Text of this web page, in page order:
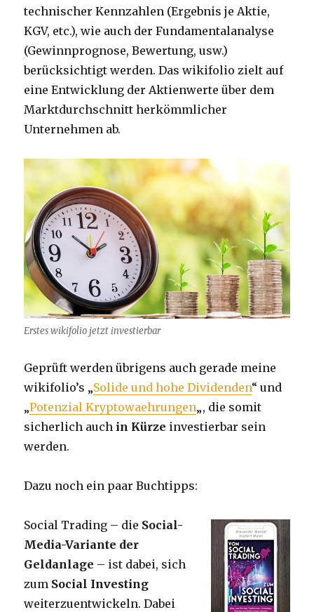
technischer Kennzahlen (Ergebnis je Aktie,
KGV, etc.), wie auch der Fundamentalanalyse
(Gewinnprognose, Bewertung, usw.)
berücksichtigt werden. Das wikifolio zielt auf
eine Entwicklung der Aktienwerte über dem
Marktdurchschnitt herkömmlicher
Unternehmen ab.
Erstes wikifolio jetzt investierbar
Geprüft werden übrigens auch gerade meine
wikifolio’s „Solide und hohe Dividenden“ und
„Potenzial Kryptowaehrungen„, die somit
sicherlich auch in Kürze investierbar sein
werden.
Dazu noch ein paar Buchtipps:
Social Trading – die Social-
Media-Variante der
Geldanlage – ist dabei, sich
zum Social Investing
weiterzuentwickeln. Dabei